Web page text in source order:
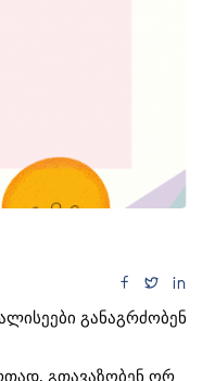
განაგრძობენ
, გთავაზობენ ორ